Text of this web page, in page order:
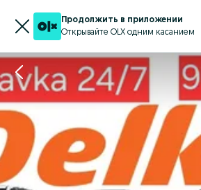
Продолжить в приложении
Открывайте OLX одним касанием